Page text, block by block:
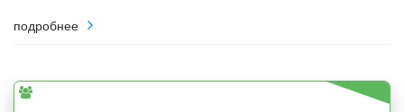
подробнее